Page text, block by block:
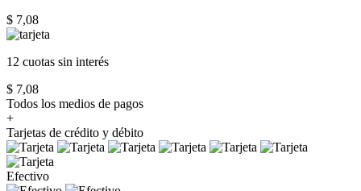
$ 7,08
12 cuotas sin interés
$ 7,08
Todos los medios de pagos
+
Tarjetas de crédito y débito
Efectivo